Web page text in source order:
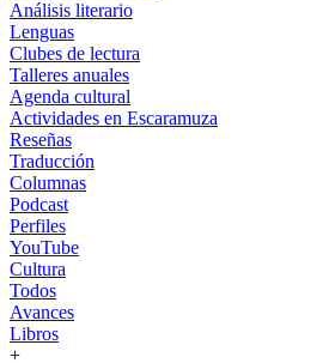
Análisis literario
Lenguas
Clubes de lectura
Talleres anuales
Agenda cultural
Actividades en Escaramuza
Reseñas
Traducción
Columnas
Podcast
Perfiles
YouTube
Cultura
Todos
Avances
Libros
+